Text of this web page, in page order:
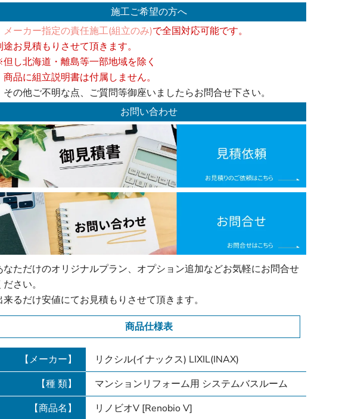
施工ご希望の方へ
メーカー指定の責任施工(組立のみ)で全国対応可能です。
途お見積もりさせて頂きます。
し北海道・離島等一部地域を除く
商品に組立説明書は付属しません。
その他ご不明な点、ご質問等御座いましたらお問合せ下さい。
お問い合わせ
なただけのオリジナルプラン、オプション追加などお気軽にお問合せ
ださい。
来るだけ安値にてお見積もりさせて頂きます。
商品仕様表
【メーカー】
リクシル(イナックス) LIXIL(INAX)
【種 類】
マンションリフォーム用 システムバスルーム
【商品名】
リノビオV [Renobio V]